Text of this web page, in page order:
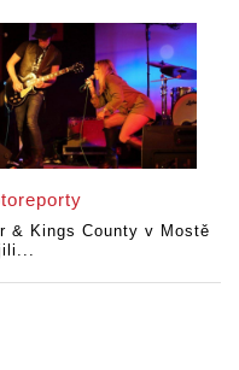
& Kings County v Mostě